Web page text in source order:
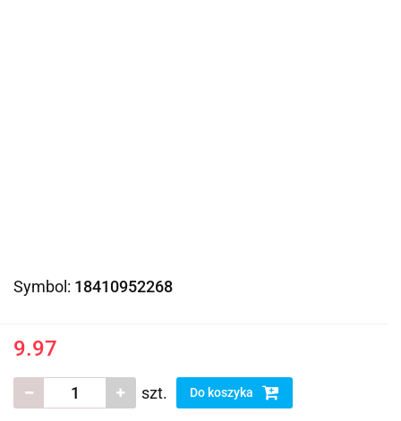
Symbol: 18410952268
9.97
szt. Do koszyka